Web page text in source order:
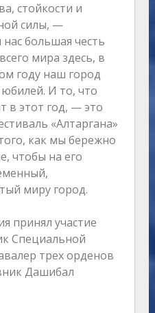
стойкости и
силы, —
большая честь
мира здесь, в
году наш город
И то, что
в этот год, — это
«Алтаргана»
как мы бережно
чтобы на его
миру город.
принял участие
Специальной
трех орденов
Дашибал